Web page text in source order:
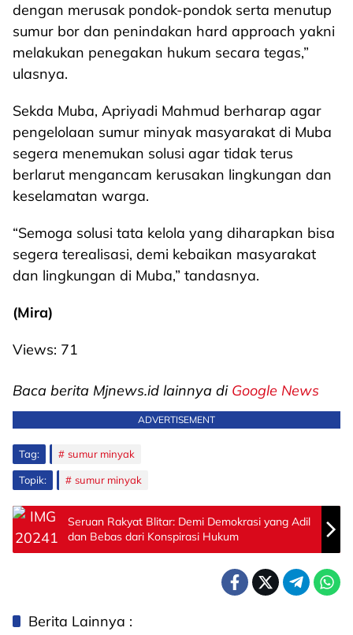
dengan merusak pondok-pondok serta menutup
sumur bor dan penindakan hard approach yakni
melakukan penegakan hukum secara tegas,”
ulasnya.
Sekda Muba, Apriyadi Mahmud berharap agar
pengelolaan sumur minyak masyarakat di Muba
segera menemukan solusi agar tidak terus
berlarut mengancam kerusakan lingkungan dan
keselamatan warga.
“Semoga solusi tata kelola yang diharapkan bisa
segera terealisasi, demi kebaikan masyarakat
dan lingkungan di Muba,” tandasnya.
(Mira)
Views: 71
Baca berita Mjnews.id lainnya di Google News
ADVERTISEMENT
Tag: sumur minyak
Topik: sumur minyak
Seruan Rakyat Blitar: Demi Demokrasi yang Adil
dan Bebas dari Konspirasi Hukum
Berita Lainnya :